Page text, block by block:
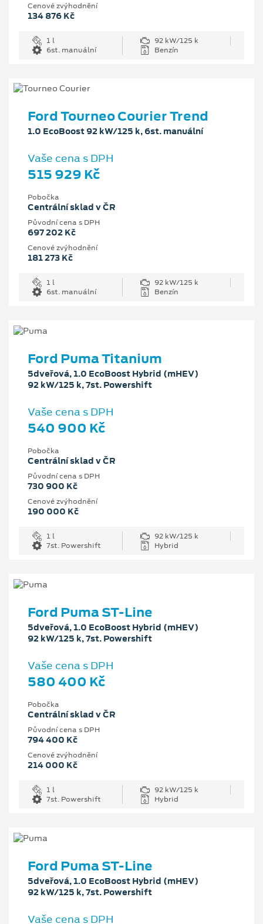
Cenové zvýhodnění
134 876 Kč
1 l
92 kW/125 k
6st. manuální
Benzín
Ford Tourneo Courier Trend
1.0 EcoBoost 92 kW/125 k, 6st. manuální
Vaše cena s DPH
515 929 Kč
Pobočka
Centrální sklad v ČR
Původní cena s DPH
697 202 Kč
Cenové zvýhodnění
181 273 Kč
1 l
92 kW/125 k
6st. manuální
Benzín
Ford Puma Titanium
5dveřová, 1.0 EcoBoost Hybrid (mHEV)
92 kW/125 k, 7st. Powershift
Vaše cena s DPH
540 900 Kč
Pobočka
Centrální sklad v ČR
Původní cena s DPH
730 900 Kč
Cenové zvýhodnění
190 000 Kč
1 l
92 kW/125 k
7st. Powershift
Hybrid
Ford Puma ST-Line
5dveřová, 1.0 EcoBoost Hybrid (mHEV)
92 kW/125 k, 7st. Powershift
Vaše cena s DPH
580 400 Kč
Pobočka
Centrální sklad v ČR
Původní cena s DPH
794 400 Kč
Cenové zvýhodnění
214 000 Kč
1 l
92 kW/125 k
7st. Powershift
Hybrid
Ford Puma ST-Line
5dveřová, 1.0 EcoBoost Hybrid (mHEV)
92 kW/125 k, 7st. Powershift
Vaše cena s DPH